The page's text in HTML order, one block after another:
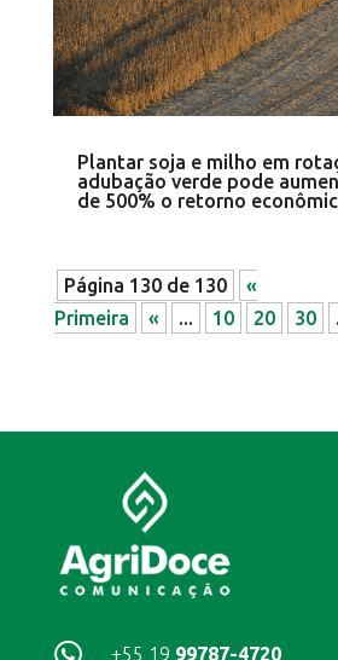
Plantar soja e milho em
adubação verde pode
de 500% o retorno
Página 130 de 130
«
Primeira
« ... 10 20 30
+55 19 99787-4720